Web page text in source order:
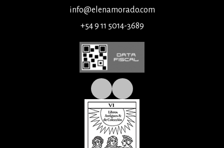
info@elenamorado.com
+54 9 11 5014-3689